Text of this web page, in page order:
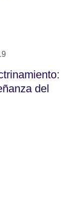
del